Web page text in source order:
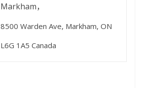
Markham，
8500 Warden Ave, Markham, ON
L6G 1A5 Canada